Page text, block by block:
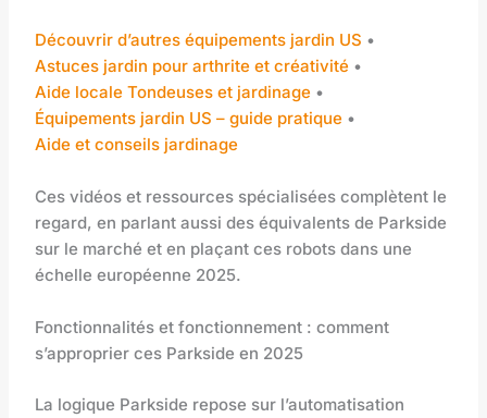
Découvrir d’autres équipements jardin US •
Astuces jardin pour arthrite et créativité •
Aide locale Tondeuses et jardinage •
Équipements jardin US – guide pratique •
Aide et conseils jardinage
Ces vidéos et ressources spécialisées complètent le
regard, en parlant aussi des équivalents de Parkside
sur le marché et en plaçant ces robots dans une
échelle européenne 2025.
Fonctionnalités et fonctionnement : comment
s’approprier ces Parkside en 2025
La logique Parkside repose sur l’automatisation